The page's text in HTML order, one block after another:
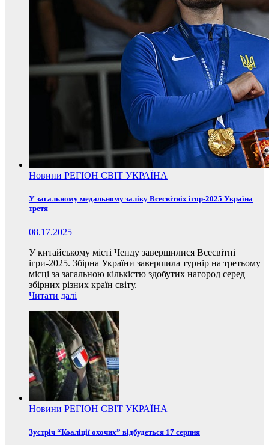
Новини РЕГІОН СВІТ УКРАЇНА
У загальному медальному заліку Всесвітніх ігор-2025 Україна
третя
08.17.2025
У китайському місті Ченду завершилися Всесвітні
ігри-2025. Збірна України завершила турнір на третьому
місці за загальною кількістю здобутих нагород серед
збірних різних країн світу.
Читати далі
Новини РЕГІОН СВІТ УКРАЇНА
Зустріч “Коаліції охочих” відбудеться 17 серпня